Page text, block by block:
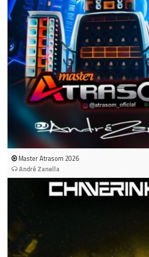
Master Atrasom 2026
André Zanella